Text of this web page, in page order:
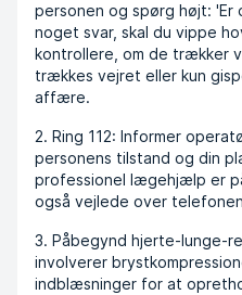
personen og spørg højt: 'Er
noget svar, skal du vippe
kontrollere, om de trækker
trækkes vejret eller kun
affære.
2. Ring 112: Informer
personens tilstand og din
professionel lægehjælp er
også vejlede over
3. Påbegynd hjerte-lunge-
involverer
indblæsninger for at